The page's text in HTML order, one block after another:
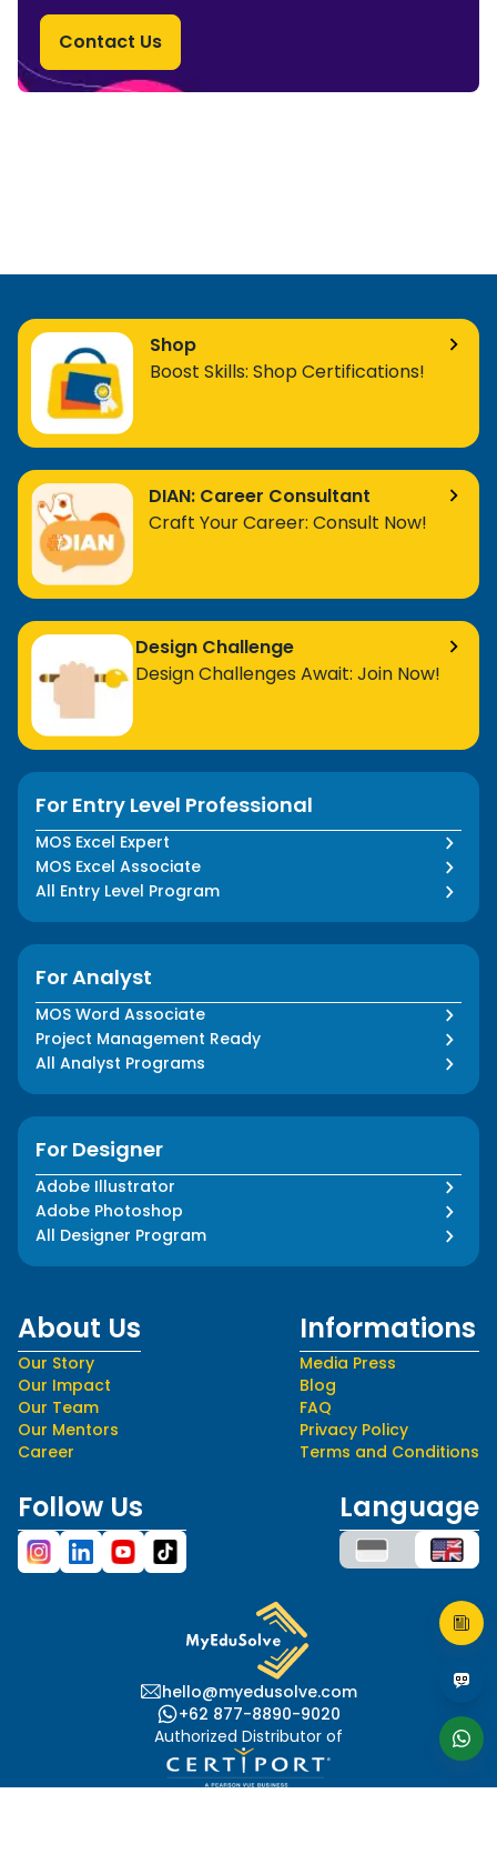
Contact Us
Shop
Boost Skills: Shop Certifications!
DIAN: Career Consultant
Craft Your Career: Consult Now!
Design Challenge
Design Challenges Await: Join Now!
For Entry Level Professional
MOS Excel Expert
MOS Excel Associate
All Entry Level Program
For Analyst
MOS Word Associate
Project Management Ready
All Analyst Programs
For Designer
Adobe Illustrator
Adobe Photoshop
All Designer Program
hello@myedusolve.com
+62 877-8890-9020
Authorized Distributor of
About Us
Our Story
Our Impact
Our Team
Our Mentors
Career
Informations
Media Press
Blog
FAQ
Privacy Policy
Terms and Conditions
Follow Us Language